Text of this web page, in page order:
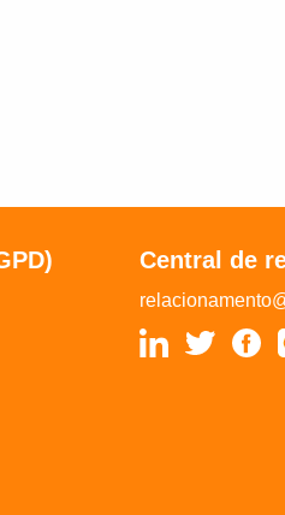
Central de